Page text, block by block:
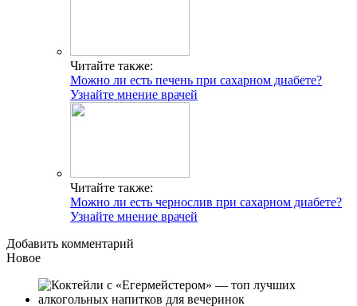
Читайте также:
Можно ли есть печень при сахарном диабете?
Узнайте мнение врачей
Читайте также:
Можно ли есть чернослив при сахарном диабете?
Узнайте мнение врачей
Добавить комментарий
Новое